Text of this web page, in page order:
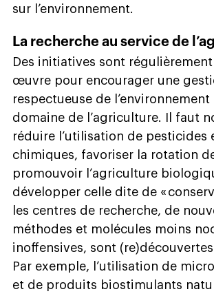
sur l’environnement.
La recherche au service de
Des initiatives sont régulièrement
œuvre pour encourager une
respectueuse de l’environnement
domaine de l’agriculture. Il faut
réduire l’utilisation de pesticides
chimiques, favoriser la rotation
promouvoir l’agriculture
développer celle dite de «
les centres de recherche, de
méthodes et molécules moins
inoffensives, sont
Par exemple, l’utilisation de
et de produits biostimulants